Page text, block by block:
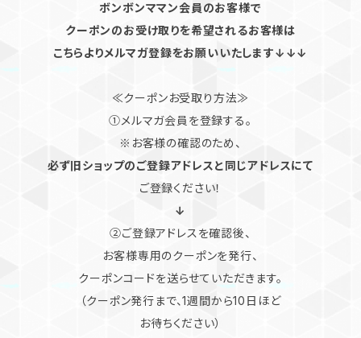
ボンボンママン会員のお客様で
クーポンのお受け取りを希望されるお客様は
こちらよりメルマガ登録をお願いいたします↓↓↓
≪クーポンお受取り方法≫
①メルマガ会員を登録する。
※お客様の確認のため、
必ず旧ショップのご登録アドレスと同じアドレスにて
ご登録ください！
↓
②ご登録アドレスを確認後、
お客様専用のクーポンを発行、
クーポンコードを送らせていただきます。
（クーポン発行まで、1週間から10日ほど
お待ちください）